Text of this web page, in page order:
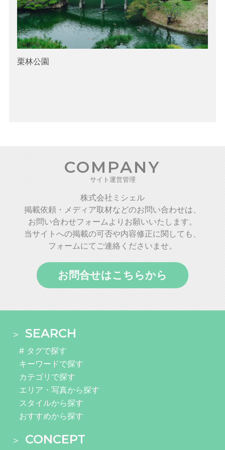
栗林公園
COMPANY
サイト運営管理
株式会社ミシェル
掲載依頼・メディア取材などのお問い合わせは、
お問い合わせフォームよりお願いいたします。
当サイトへの掲載の可否や内容修正に関しても、
フォームにてご連絡くださいませ。
お問合せはこちらから
SEARCH
# タグで探す
キーワードで探す
カテゴリで探す
エリア・写真から探す
スタイルから探す
おすすめから探す
CONCEPT